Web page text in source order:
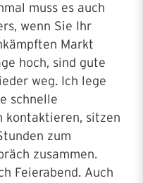
muss es auch
wenn Sie Ihr
Markt
hoch, sind gute
weg. Ich lege
schnelle
kontaktieren, sitzen
zum
zusammen.
Feierabend. Auch